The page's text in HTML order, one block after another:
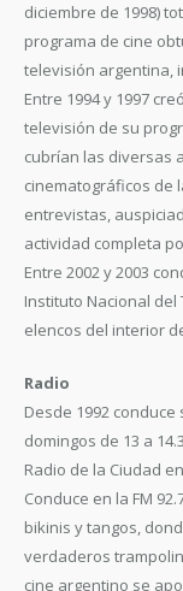
diciembre de 1998)
programa de cine
televisión argentina,
Entre 1994 y 1997
televisión de su
cubrían las diversas
cinematográficos de
entrevistas,
actividad completa
Entre 2002 y 2003
Instituto Nacional
elencos del interior
Radio
Desde 1992
domingos de 13 a
Radio de la Ciudad
Conduce en la FM
bikinis y tangos,
verdaderos
cine argentino se